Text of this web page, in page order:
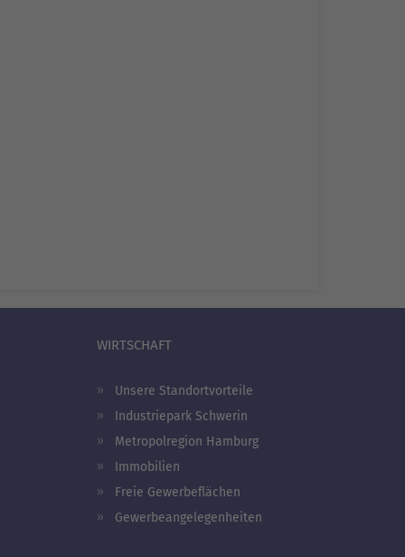
WIRTSCHAFT
Unsere Standortvorteile
Industriepark Schwerin
Metropolregion Hamburg
Immobilien
Freie Gewerbeflächen
Gewerbeangelegenheiten